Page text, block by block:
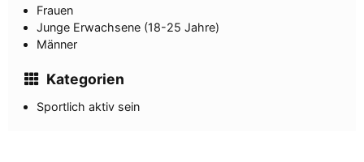
Frauen
Junge Erwachsene (18-25 Jahre)
Männer
Kategorien
Sportlich aktiv sein